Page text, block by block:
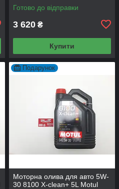
Готово до відправки
3 620 ₴
Купити
Подарунок
Моторна олива для авто 5W-
30 8100 X-clean+ 5L Motul